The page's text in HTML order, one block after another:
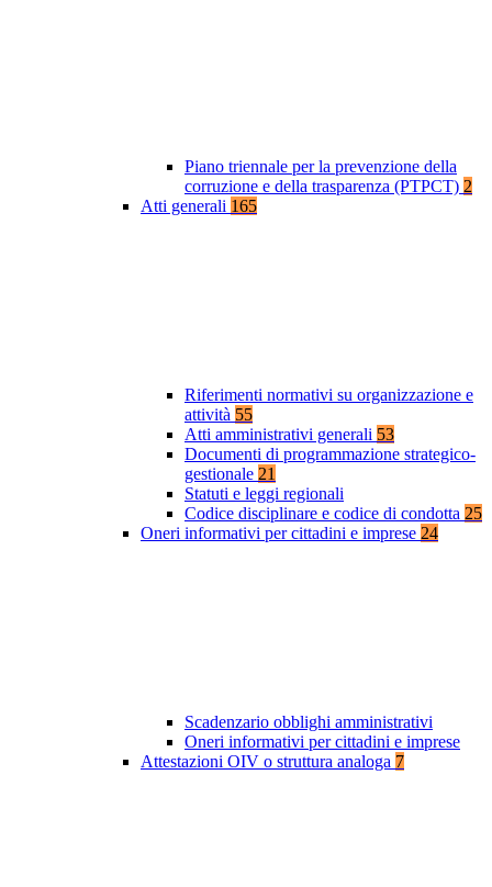
Piano triennale per la prevenzione della
corruzione e della trasparenza (PTPCT) 2
Atti generali 165
Riferimenti normativi su organizzazione e
attività 55
Atti amministrativi generali 53
Documenti di programmazione strategico-
gestionale 21
Statuti e leggi regionali
Codice disciplinare e codice di condotta 25
Oneri informativi per cittadini e imprese 24
Scadenzario obblighi amministrativi
Oneri informativi per cittadini e imprese
Attestazioni OIV o struttura analoga 7